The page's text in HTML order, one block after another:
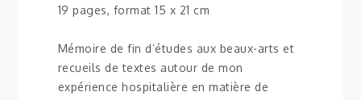
19 pages, format 15 x 21 cm
Mémoire de fin d’études aux beaux-arts et
recueils de textes autour de mon
expérience hospitalière en matière de